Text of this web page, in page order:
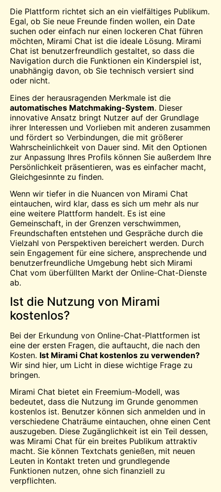
Die Plattform richtet sich an ein vielfältiges Publikum.
Egal, ob Sie neue Freunde finden wollen, ein Date
suchen oder einfach nur einen lockeren Chat führen
möchten, Mirami Chat ist die ideale Lösung. Mirami
Chat ist benutzerfreundlich gestaltet, so dass die
Navigation durch die Funktionen ein Kinderspiel ist,
unabhängig davon, ob Sie technisch versiert sind
oder nicht.
Eines der herausragenden Merkmale ist die
automatisches Matchmaking-System. Dieser
innovative Ansatz bringt Nutzer auf der Grundlage
ihrer Interessen und Vorlieben mit anderen zusammen
und fördert so Verbindungen, die mit größerer
Wahrscheinlichkeit von Dauer sind. Mit den Optionen
zur Anpassung Ihres Profils können Sie außerdem Ihre
Persönlichkeit präsentieren, was es einfacher macht,
Gleichgesinnte zu finden.
Wenn wir tiefer in die Nuancen von Mirami Chat
eintauchen, wird klar, dass es sich um mehr als nur
eine weitere Plattform handelt. Es ist eine
Gemeinschaft, in der Grenzen verschwimmen,
Freundschaften entstehen und Gespräche durch die
Vielzahl von Perspektiven bereichert werden. Durch
sein Engagement für eine sichere, ansprechende und
benutzerfreundliche Umgebung hebt sich Mirami
Chat vom überfüllten Markt der Online-Chat-Dienste
ab.
Ist die Nutzung von Mirami
kostenlos?
Bei der Erkundung von Online-Chat-Plattformen ist
eine der ersten Fragen, die auftaucht, die nach den
Kosten. Ist Mirami Chat kostenlos zu verwenden?
Wir sind hier, um Licht in diese wichtige Frage zu
bringen.
Mirami Chat bietet ein Freemium-Modell, was
bedeutet, dass die Nutzung im Grunde genommen
kostenlos ist. Benutzer können sich anmelden und in
verschiedene Chaträume eintauchen, ohne einen Cent
auszugeben. Diese Zugänglichkeit ist ein Teil dessen,
was Mirami Chat für ein breites Publikum attraktiv
macht. Sie können Textchats genießen, mit neuen
Leuten in Kontakt treten und grundlegende
Funktionen nutzen, ohne sich finanziell zu
verpflichten.